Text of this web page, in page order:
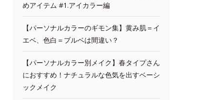
めアイテム #1.アイカラー編
【パーソナルカラーのギモン集】黄み肌＝イ
エベ、色白＝ブルベは間違い？
【パーソナルカラー別メイク】春タイプさん
におすすめ！ナチュラルな色気を出すベーシ
ックメイク